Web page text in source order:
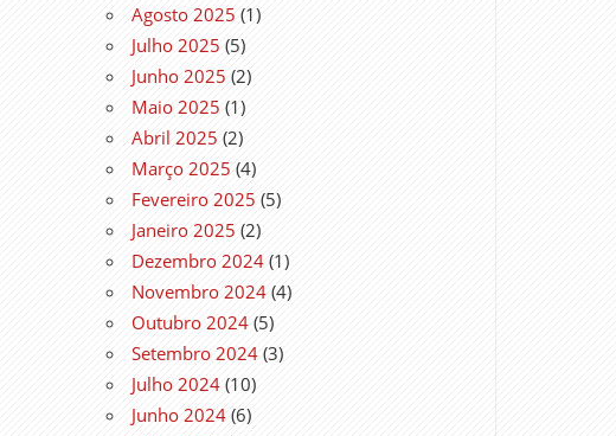
Agosto 2025 (1)
Julho 2025 (5)
Junho 2025 (2)
Maio 2025 (1)
Abril 2025 (2)
Março 2025 (4)
Fevereiro 2025 (5)
Janeiro 2025 (2)
Dezembro 2024 (1)
Novembro 2024 (4)
Outubro 2024 (5)
Setembro 2024 (3)
Julho 2024 (10)
Junho 2024 (6)